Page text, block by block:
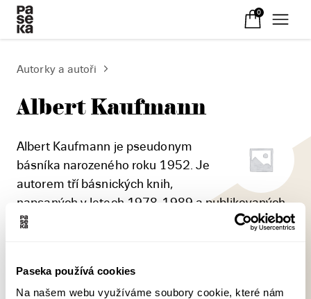
Paseka používá cookies
Na našem webu využíváme soubory cookie, které nám
0
Autorky a autoři
Albert Kaufmann
Albert Kaufmann je pseudonym
básníka narozeného roku 1952. Je
autorem tří básnických knih,
napsaných v letech 1978-1989 a publikovaných
zatím pouze v samizdatu - Indiferentní krajiny